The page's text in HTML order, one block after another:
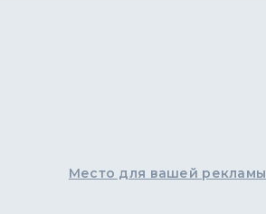
Место для вашей рекламы